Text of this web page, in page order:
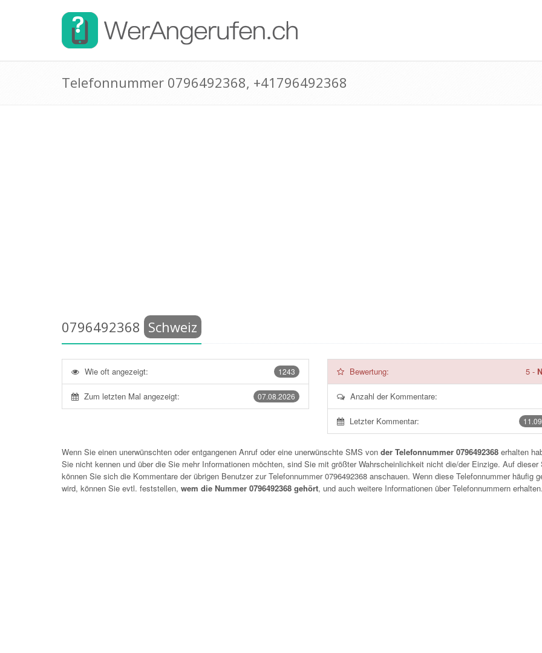
Telefonnummer 0796492368, +41796492368
0796492368 Schweiz
1243
Wie oft angezeigt:
07.08.2026
Zum letzten Mal angezeigt:
Bewertung: 5-
Anzahl der Kommentare:
Letzter Kommentar:
Wenn Sie einen unerwünschten oder entgangenen Anruf oder eine unerwünschte SMS von der Telefonnummer 0796492368 erhalten
Sie nicht kennen und über die Sie mehr Informationen möchten, sind Sie mit größter Wahrscheinlichkeit nicht die/der Einzige. Auf dieser
können Sie sich die Kommentare der übrigen Benutzer zur Telefonnummer0796492368 anschauen. Wenn diese Telefonnummer häufig
wird, können Sie evtl. feststellen, wem die Nummer 0796492368 gehört, und auch weitere Informationen über Telefonnummern